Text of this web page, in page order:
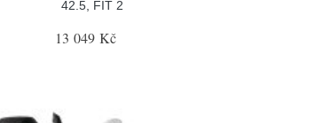
42.5, FIT 2
13 049 Kč